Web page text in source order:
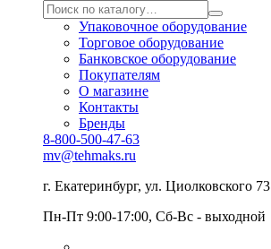
Упаковочное оборудование
Торговое оборудование
Банковское оборудование
Покупателям
О магазине
Контакты
Бренды
8-800-500-47-63
mv@tehmaks.ru
г. Екатеринбург, ул. Циолковского 73
Пн-Пт 9:00-17:00, Сб-Вс - выходной